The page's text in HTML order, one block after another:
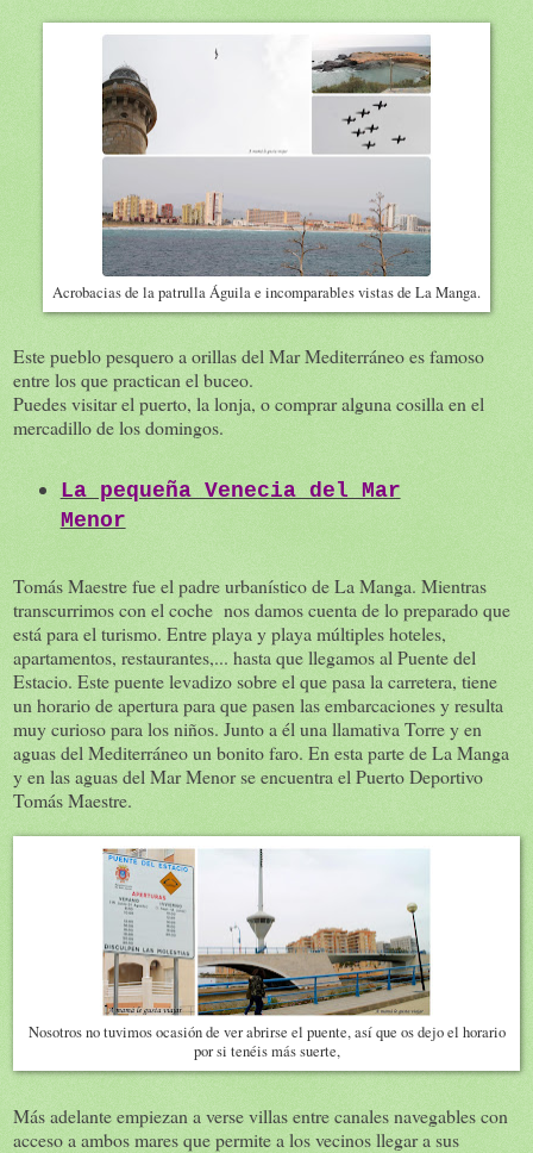
Acrobacias de la patrulla Águila e incomparables vistas de La Manga.
Este pueblo pesquero a orillas del Mar Mediterráneo es famoso
entre los que practican el buceo.
Puedes visitar el puerto, la lonja, o comprar alguna cosilla en el
mercadillo de los domingos.
La pequeña Venecia del Mar
Menor
Tomás Maestre fue el padre urbanístico de La Manga. Mientras
transcurrimos con el coche nos damos cuenta de lo preparado que
está para el turismo. Entre playa y playa múltiples hoteles,
apartamentos, restaurantes,... hasta que llegamos al Puente del
Estacio. Este puente levadizo sobre el que pasa la carretera, tiene
un horario de apertura para que pasen las embarcaciones y resulta
muy curioso para los niños. Junto a él una llamativa Torre y en
aguas del Mediterráneo un bonito faro. En esta parte de La Manga
y en las aguas del Mar Menor se encuentra el Puerto Deportivo
Tomás Maestre.
Nosotros no tuvimos ocasión de ver abrirse el puente, así que os dejo el horario
por si tenéis más suerte,
Más adelante empiezan a verse villas entre canales navegables con
acceso a ambos mares que permite a los vecinos llegar a sus